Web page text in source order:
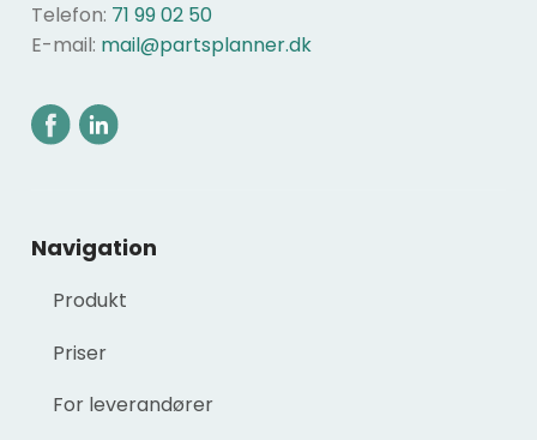
Telefon: 71 99 02 50
E-mail: mail@partsplanner.dk
Navigation​
Produkt
Priser
For leverandører